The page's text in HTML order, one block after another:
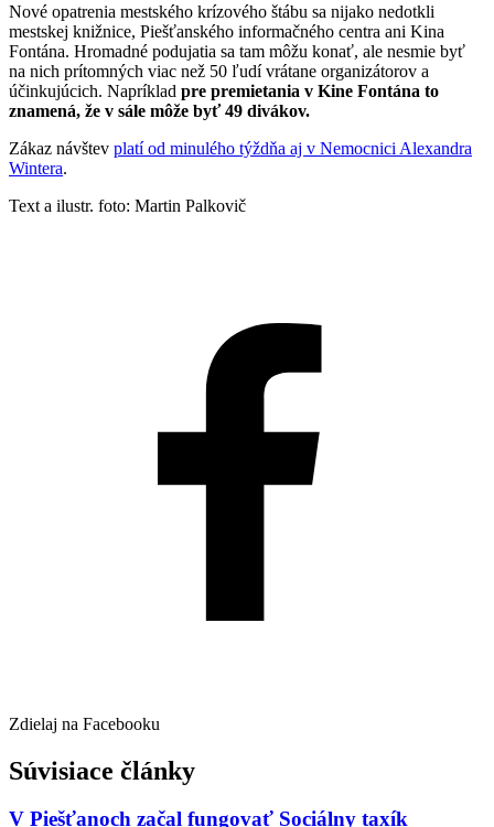
Nové opatrenia mestského krízového štábu sa nijako nedotkli
mestskej knižnice, Piešťanského informačného centra ani Kina
Fontána. Hromadné podujatia sa tam môžu konať, ale nesmie byť
na nich prítomných viac než 50 ľudí vrátane organizátorov a
účinkujúcich. Napríklad pre premietania v Kine Fontána to
znamená, že v sále môže byť 49 divákov.
Zákaz návštev platí od minulého týždňa aj v Nemocnici Alexandra
Wintera.
Text a ilustr. foto: Martin Palkovič
Zdielaj na Facebooku
Súvisiace články
V Piešťanoch začal fungovať Sociálny taxík